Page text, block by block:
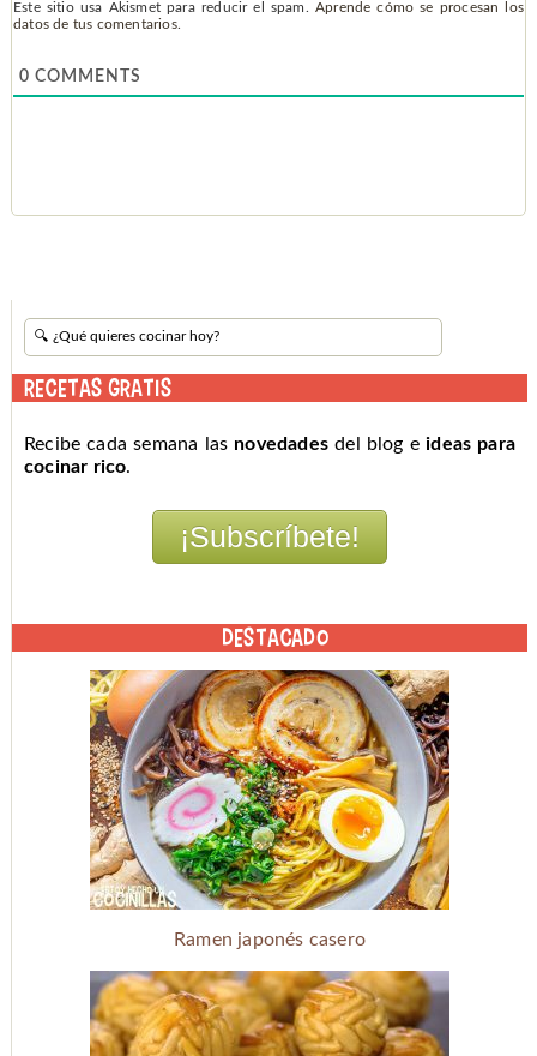
Este sitio usa Akismet para reducir el spam. Aprende cómo se procesan los
datos de tus comentarios.
0 COMMENTS
RECETAS GRATIS
Recibe cada semana las novedades del blog eideas para
cocinar rico.
DESTACADO
Ramen japonés casero